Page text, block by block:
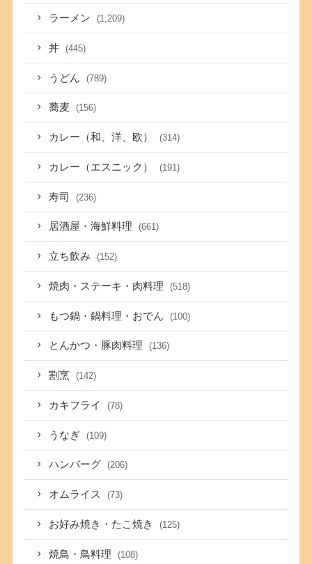
ラーメン (1,209)
丼 (445)
うどん (789)
蕎麦 (156)
カレー（和、洋、欧） (314)
カレー（エスニック） (191)
寿司 (236)
居酒屋・海鮮料理 (661)
立ち飲み (152)
焼肉・ステーキ・肉料理 (518)
もつ鍋・鍋料理・おでん (100)
とんかつ・豚肉料理 (136)
割烹 (142)
カキフライ (78)
うなぎ (109)
ハンバーグ (206)
オムライス (73)
お好み焼き・たこ焼き (125)
焼鳥・鳥料理 (108)